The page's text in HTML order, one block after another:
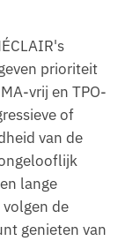
prioriteit
vrij en TPO-
of
van de
lange
de
genieten van